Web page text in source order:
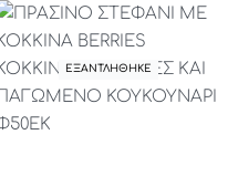
ΕΞΑΝΤΛΗΘΗΚΕ